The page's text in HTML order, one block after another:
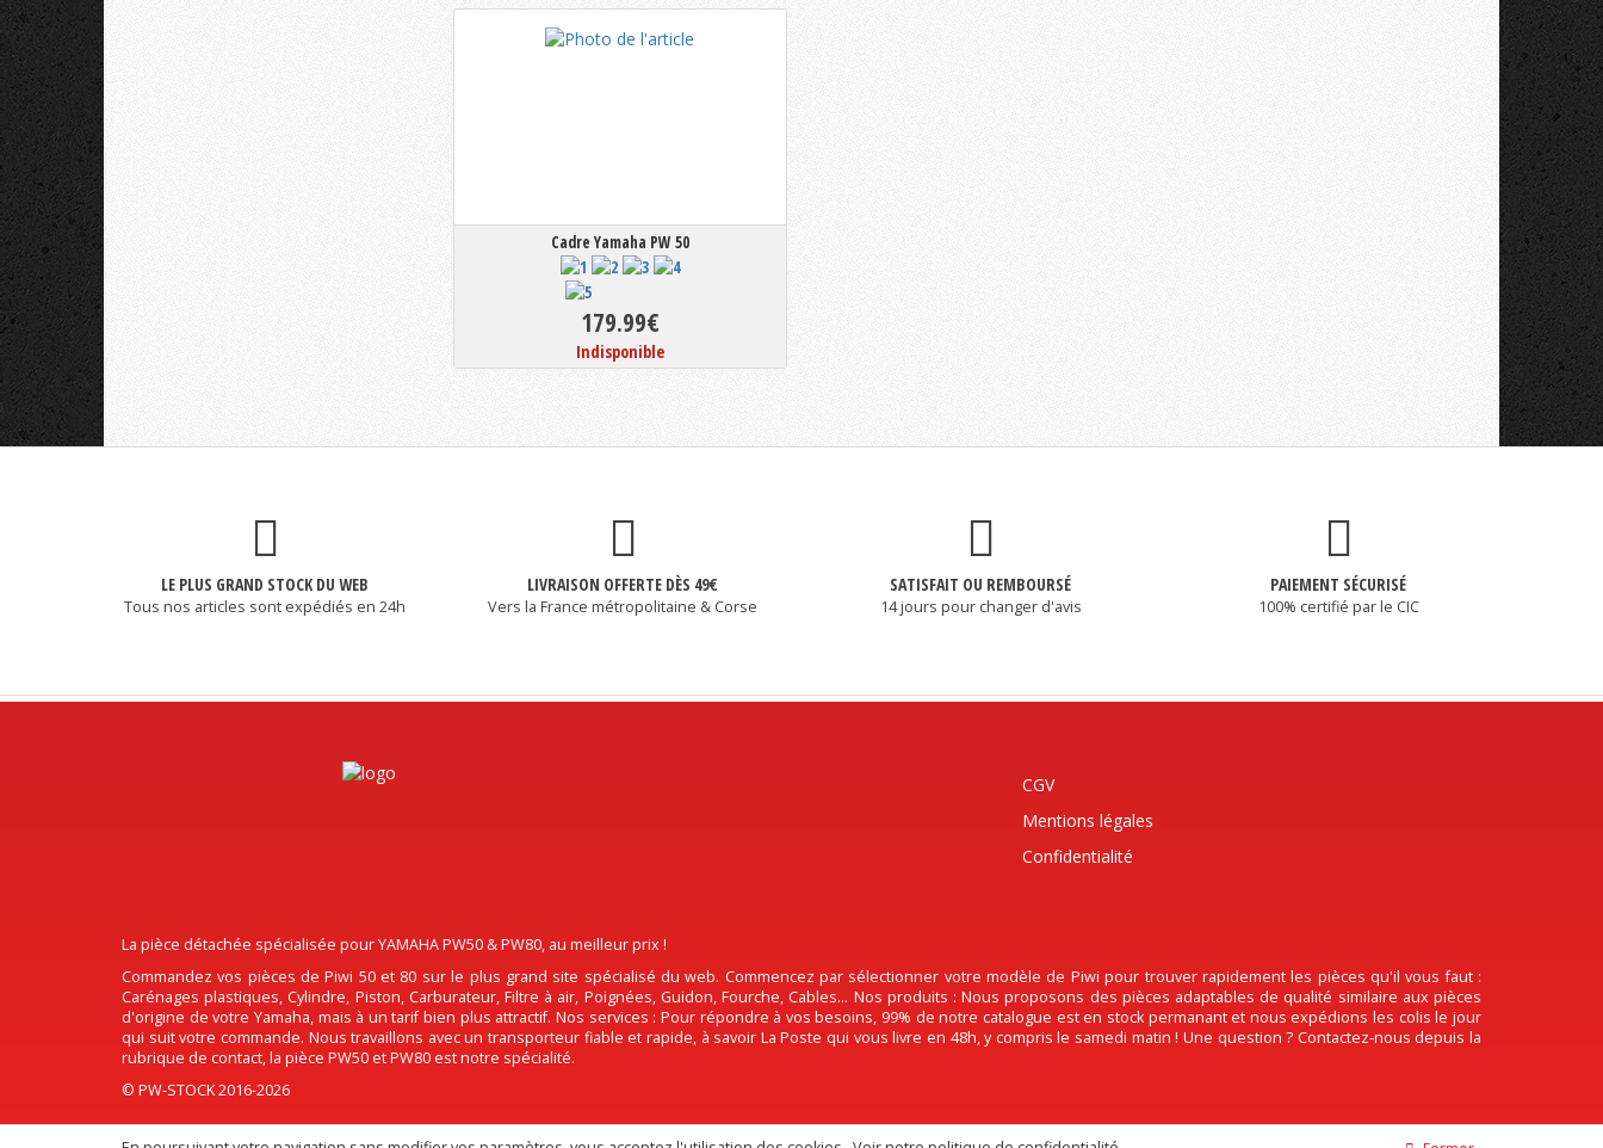
Cadre Yamaha PW 50
179.99€
Indisponible
LE PLUS GRAND STOCK DU WEB
Tous nos articles sont expédiés en 24h
LIVRAISON OFFERTE DÈS 49€
Vers la France métropolitaine & Corse
SATISFAIT OU REMBOURSÉ
14 jours pour changer d'avis
PAIEMENT SÉCURISÉ
100% certifié par le CIC
CGV
Mentions légales
Confidentialité
La pièce détachée spécialisée pour YAMAHA PW50 & PW80, au meilleur prix !
Commandez vos pièces de Piwi 50 et 80 sur le plus grand site spécialisé du web. Commencez par sélectionner votre modèle de Piwi pour trouver rapidement les pièces qu'il vous faut :
Carénages plastiques, Cylindre, Piston, Carburateur, Filtre à air, Poignées, Guidon, Fourche, Cables... Nos produits : Nous proposons des pièces adaptables de qualité similaire aux pièces
d'origine de votre Yamaha, mais à un tarif bien plus attractif. Nos services : Pour répondre à vos besoins, 99% de notre catalogue est en stock permanant et nous expédions les colis le jour
qui suit votre commande. Nous travaillons avec un transporteur fiable et rapide, à savoir La Poste qui vous livre en 48h, y compris le samedi matin ! Une question ? Contactez-nous depuis la
rubrique de contact, la pièce PW50 et PW80 est notre spécialité.
© PW-STOCK 2016-2026